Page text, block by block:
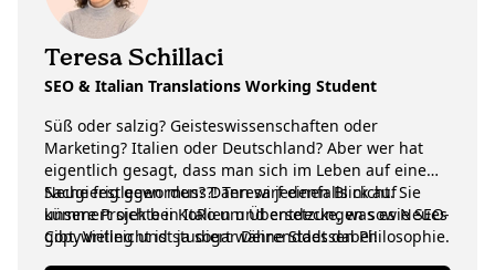
Teresa Schillaci
SEO & Italian Translations Working Student
Süß oder salzig? Geisteswissenschaften oder
Marketing? Italien oder Deutschland? Aber wer hat
eigentlich gesagt, dass man sich im Leben auf eine
Sache festlegen muss?! Teresa jedenfalls nicht. Sie
kümmert sich bei KoRo um Übersetzungen sowie SEO-
Copywriting und studiert währenddessen Philosophie.
Neugierig geworden? Dann wirf einen Blick auf
unsere Projekte in Italien und entdecke, was es Neues
gibt. Vielleicht ist ja sogar Deine Stadt dabei!